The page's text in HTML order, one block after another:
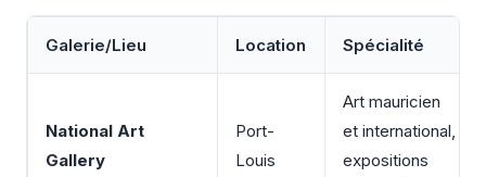
Galerie/Lieu Location Spécialité
National Art
Gallery
Port-
Louis
Art mauricien
et international,
expositions